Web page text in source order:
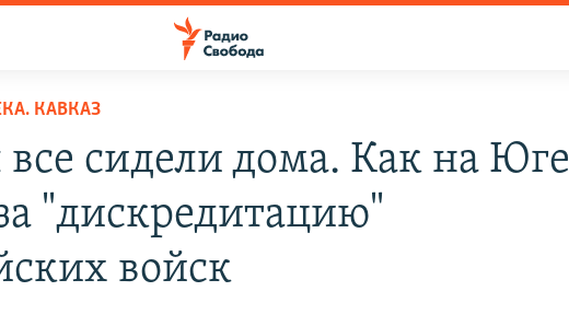
КАВКАЗ
сидели дома. Как на Юге
"дискредитацию"
войск